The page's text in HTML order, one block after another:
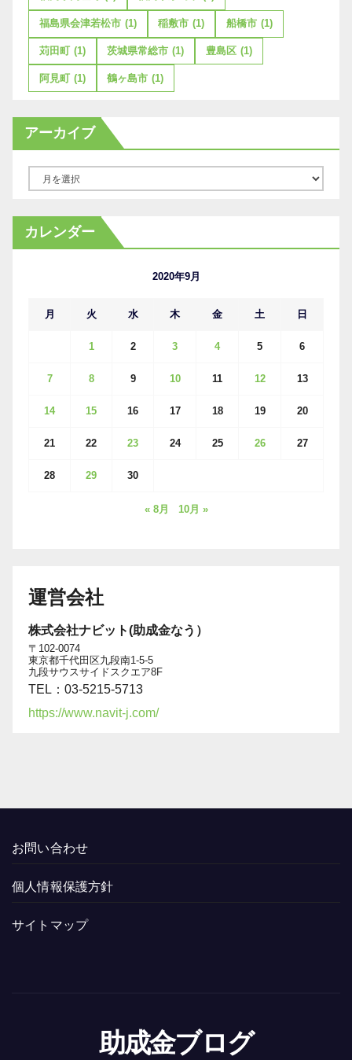
福島県会津若松市 (1) 稲敷市 (1) 船橋市 (1)
苅田町 (1) 茨城県常総市 (1) 豊島区 (1)
阿見町 (1) 鶴ヶ島市 (1)
アーカイブ
カ
イ
カレンダー
2020年9月
月 火 水 木 金 土 日
1 2 3 4 5 6
7 8 9 10 11 12 13
14 15 16 17 18 19 20
21 22 23 24 25 26 27
28 29 30
« 8月 10月 »
運営会社
株式会社ナビット(助成金なう）
〒102-0074
東京都千代田区九段南1-5-5
九段サウスサイドスクエア8F
TEL：03-5215-5713
https://www.navit-j.com/
お問い合わせ
個人情報保護方針
サイトマップ
助成金ブログ